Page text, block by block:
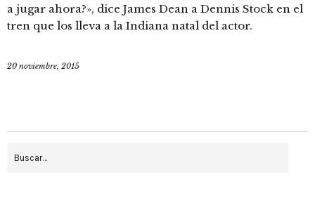
a jugar ahora?», dice James Dean a Dennis Stock en el
tren que los lleva a la Indiana natal del actor.
20 noviembre, 2015